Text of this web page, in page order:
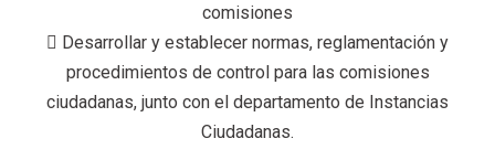
comisiones
 Desarrollar y establecer normas, reglamentación y
procedimientos de control para las comisiones
ciudadanas, junto con el departamento de Instancias
Ciudadanas.